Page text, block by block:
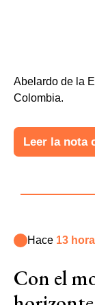
Abelardo de la
Colombia.
Leer la nota
Hace 13
Con el